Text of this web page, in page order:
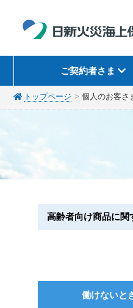
ご契約者さま
トップページ 個人のお客さ
高齢者向け商品に関
働けないと